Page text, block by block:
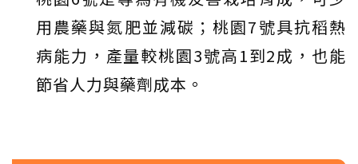
用農藥與氮肥並減碳；桃園7號具抗稻熱
病能力，產量較桃園3號高1到2成，也能
節省人力與藥劑成本。